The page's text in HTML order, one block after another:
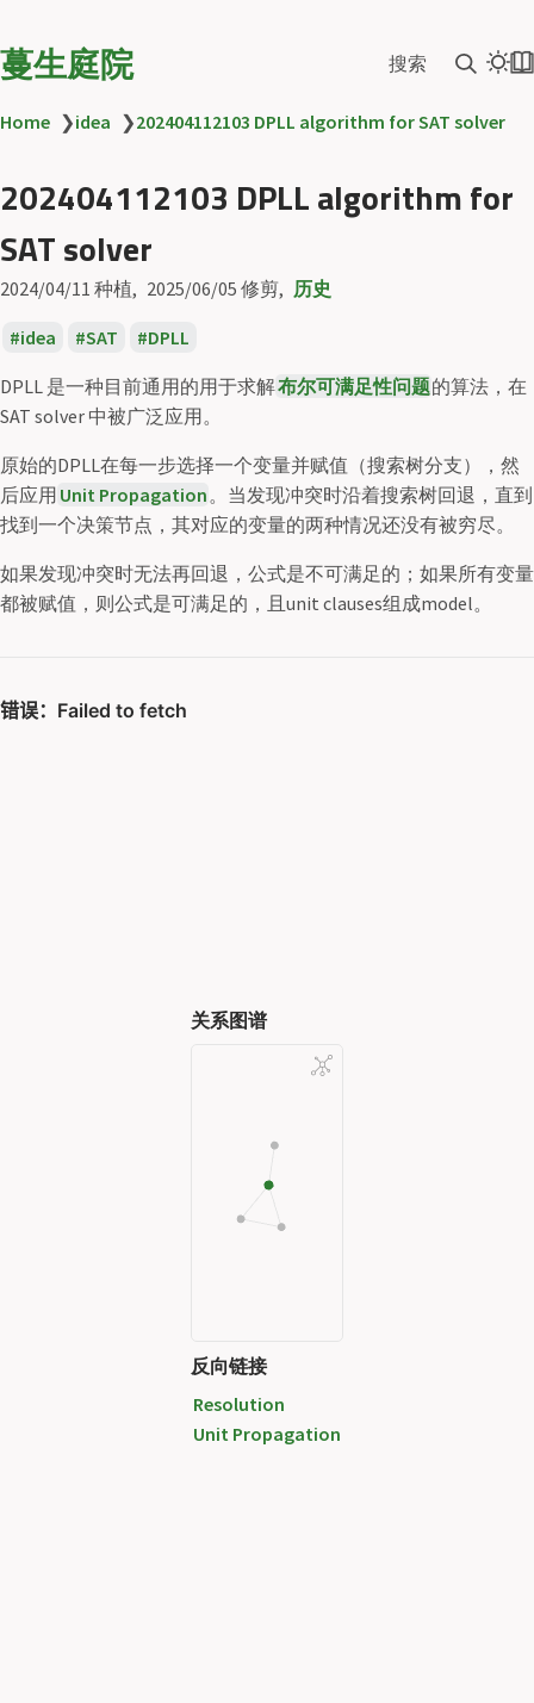
蔓生庭院 搜索
Home ❯idea ❯202404112103 DPLL algorithm for SAT solver
202404112103 DPLL algorithm for
SAT solver
2024/04/11 种植 2025/06/05 修剪 历史
idea SAT DPLL
DPLL 是一种目前通用的用于求解布尔可满足性问题的算法，在
SAT solver 中被广泛应用。
原始的DPLL在每一步选择一个变量并赋值（搜索树分支），然
后应用 Unit Propagation。当发现冲突时沿着搜索树回退，直到
找到一个决策节点，其对应的变量的两种情况还没有被穷尽。
如果发现冲突时无法再回退，公式是不可满足的；如果所有变量
都被赋值，则公式是可满足的，且unit clauses组成model。
关系图谱
反向链接
Resolution
Unit Propagation